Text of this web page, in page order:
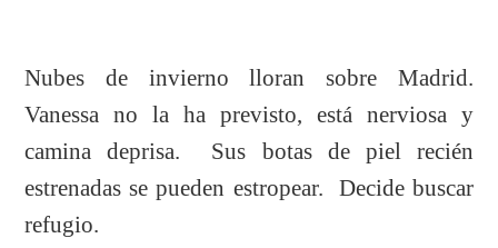
Nubes de invierno lloran sobre Madrid.
Vanessa no la ha previsto, está nerviosa y
camina deprisa. Sus botas de piel recién
estrenadas se pueden estropear. Decide buscar
refugio.